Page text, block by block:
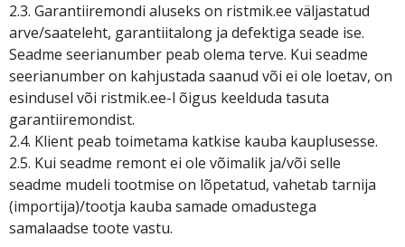
2.3. Garantiiremondi aluseks on ristmik.ee väljastatud
arve/saateleht, garantiitalong ja defektiga seade ise.
Seadme seerianumber peab olema terve. Kui seadme
seerianumber on kahjustada saanud või ei ole loetav, on
esindusel või ristmik.ee-l õigus keelduda tasuta
garantiiremondist.
2.4. Klient peab toimetama katkise kauba kauplusesse.
2.5. Kui seadme remont ei ole võimalik ja/või selle
seadme mudeli tootmise on lõpetatud, vahetab tarnija
(importija)/tootja kauba samade omadustega
samalaadse toote vastu.